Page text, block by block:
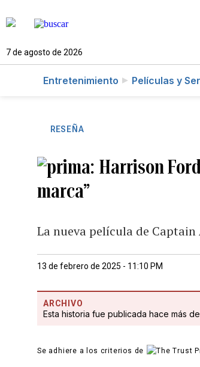
7 de agosto de 2026
Entretenimiento Películas y
RESEÑA
Harrison
marca”
La nueva película de Captain
13 de febrero de 2025 - 11:10 PM
ARCHIVO
Esta historia fue publicada hace más de
Se adhiere a los criterios de